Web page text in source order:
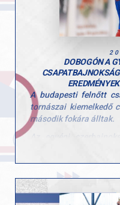
DOBOGÓN A
A budapesti felnőtt
tornászai kiemelkedő
második fokára álltak.
Az egyéni
született, különösen
emelkedett ki, aki több
Egyéni eredmények:
• Tomcsányi Benedek,